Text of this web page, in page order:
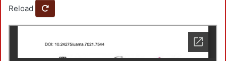
Reload